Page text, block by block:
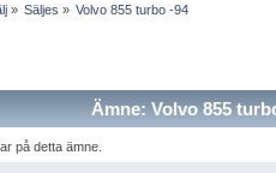
» Säljes » Volvo 855 turbo -94
Ämne: Volvo 855
på detta ämne.